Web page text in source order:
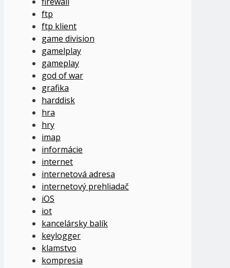
ftp
ftp klient
game division
gamelplay
gameplay
god of war
grafika
harddisk
hra
hry
imap
informácie
internet
internetová adresa
internetový prehliadač
iOS
iot
kancelársky balík
keylogger
klamstvo
kompresia